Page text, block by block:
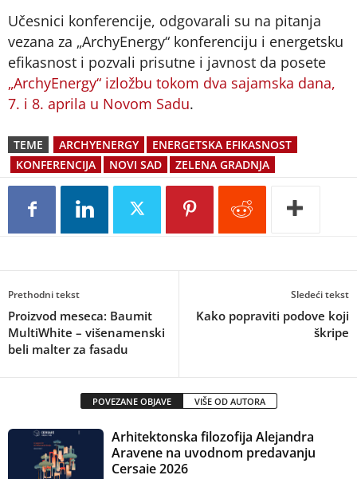
Učesnici konferencije, odgovarali su na pitanja
vezana za „ArchyEnergy“ konferenciju i energetsku
efikasnost i pozvali prisutne i javnost da posete
„ArchyEnergy“ izložbu tokom dva sajamska dana,
7. i 8. aprila u Novom Sadu.
TEME ARCHYENERGY
ENERGETSKA EFIKASNOST
KONFERENCIJA
NOVI SAD ZELENA GRADNJA
Prethodni tekst
Proizvod meseca: Baumit
MultiWhite – višenamenski
beli malter za fasadu
Sledeći tekst
Kako popraviti podove koji
škripe
POVEZANE OBJAVE VIŠE OD AUTORA
Arhitektonska filozofija Alejandra
Aravene na uvodnom predavanju
Cersaie 2026